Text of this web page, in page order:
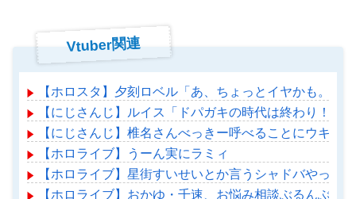
Vtuber関連
【ホロスタ】夕刻ロベル「あ、ちょっとイヤかも。
【にじさんじ】ルイス「ドパガキの時代は終わり！セ
【にじさんじ】椎名さんべっきー呼べることにウキウ
【ホロライブ】うーん実にラミィ
【ホロライブ】星街すいせいとか言うシャドバやっ
【ホロライブ】おかゆ・千速、お悩み相談ぶるんぶ